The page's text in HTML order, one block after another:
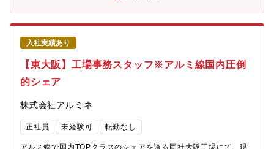
入社実績あり
【東大阪】工場事務スタッフ※アルミ線国内圧倒
的シェア
株式会社アルミネ
正社員 未経験可 転勤なし
アルミ線で国内TOPクラスのシェアを誇る同社大阪工場にて、現